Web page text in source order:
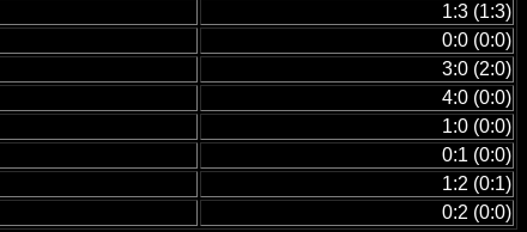
1:3 (1:3)
0:0 (0:0)
3:0 (2:0)
4:0 (0:0)
1:0 (0:0)
0:1 (0:0)
1:2 (0:1)
0:2 (0:0)